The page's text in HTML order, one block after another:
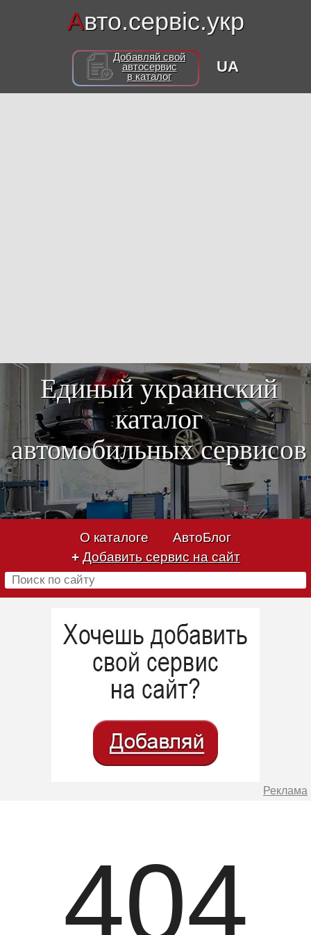
Авто.сервіс.укр
Добавляй свой
автосервис
в каталог
UA
Единый украинский
каталог
автомобильных сервисов
О каталоге
АвтоБлог
+ Добавить сервис на сайт
Реклама
404